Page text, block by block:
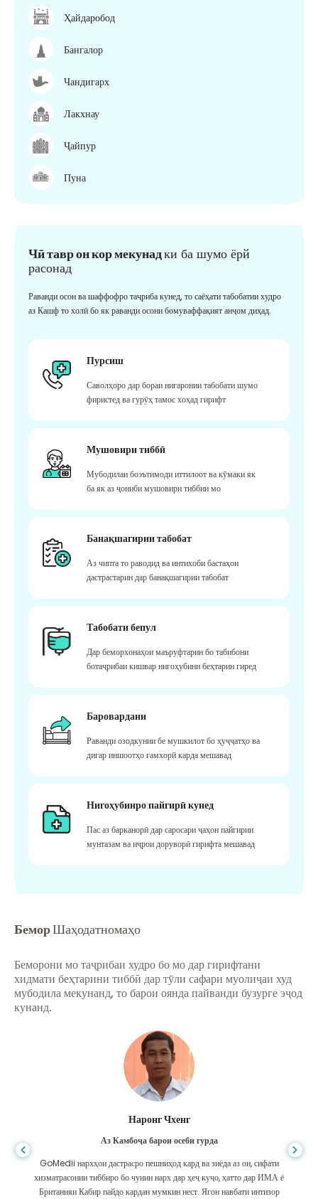
Ҳайдаробод
Бангалор
Чандигарх
Лакхнау
Ҷайпур
Пуна
Чӣ тавр он кор мекунадки ба шумо ёрй
расонад
Раванди осон ва шаффофро таҷриба кунед, то саёҳати табобатии худро
аз Кашф то холӣ бо як раванди осони бомуваффақият анҷом диҳад.
Пурсиш
Саволҳоро дар бораи нигаронии табобати шумо
фиристед ва гурӯҳ тамос хоҳад гирифт
Мушовири тиббӣ
Мубодилаи боэътимоди иттилоот ва кӯмаки як
ба як аз ҷониби мушовири тиббии мо
Банақшагирии табобат
Аз чипта то раводид ва интихоби бастаҳои
дастрастарин дар банақшагирии табобат
Табобати бепул
Дар беморхонаҳои маъруфтарин бо табибони
ботаҷрибаи кишвар нигоҳубини беҳтарин гиред
Баровардани
Раванди озодкунии бе мушкилот бо ҳуҷҷатҳо ва
дигар иншоотҳо ғамхорӣ карда мешавад
Нигоҳубинро пайгирӣ кунед
Пас аз барканорӣ дар саросари ҷаҳон пайгирии
мунтазам ва иҷрои доруворӣ гирифта мешавад
БеморШаҳодатномаҳо
Беморони мо таҷрибаи худро бо мо дар гирифтани
хидмати беҳтарини тиббӣ дар тӯли сафари муолиҷаи худ
мубодила мекунанд, то барои оянда пайванди бузурге эҷод
кунанд.
Шандха Дас
Аз Бангладеш барои гастроэнтерология
Ман ба писарам ва дастаи олиҷаноби GoMedii, ки дар сафари ман аз
Бангладеш ба Ҳиндустон барои табобат ба ман кӯмак карданд, ташаккур
гуфтам. Мо дар интихоби GoMedii интихоби дуруст кардем. Онҳо